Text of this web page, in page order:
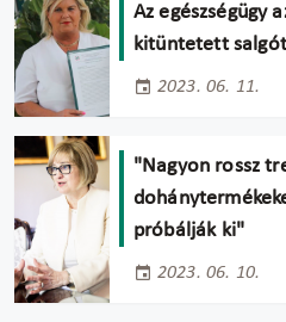
Az egészségügy
kitüntetett
2023. 06. 11.
"Nagyon rossz
próbálják ki"
2023. 06. 10.